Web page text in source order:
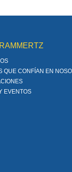
QUE CONFÍAN EN
EVENTOS